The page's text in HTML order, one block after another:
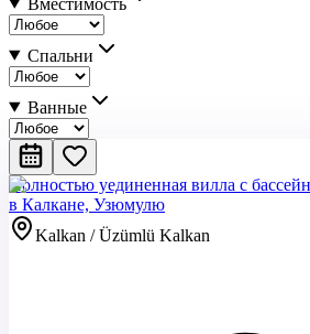
Спальни
Ванные
Полностью уединенная вилла с
в Калкане, Узюмулю
Kalkan / Üzümlü Kalkan